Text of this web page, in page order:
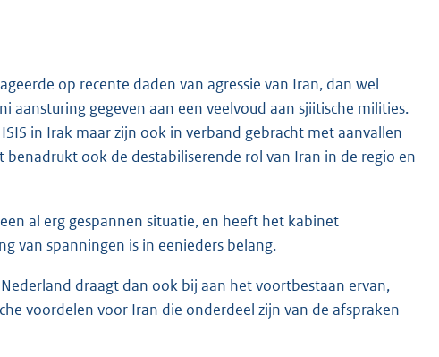
op recente daden van agressie van Iran, dan wel
gegeven aan een veelvoud aan sjiitische milities.
in Irak maar zijn ook in verband gebracht met aanvallen
ook de destabiliserende rol van Iran in de regio en
al erg gespannen situatie, en heeft het kabinet
van spanningen is in eenieders belang.
draagt dan ook bij aan het voortbestaan ervan,
voordelen voor Iran die onderdeel zijn van de afspraken